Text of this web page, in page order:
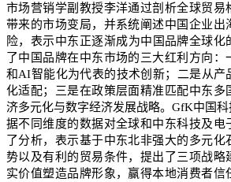
市场营销学副教授李洋通过剖析全球贸易
带来的市场变局，并系统阐述中国企业出
险，表示中东正逐渐成为中国品牌全球化
了中国品牌在中东市场的三大红利方向：
和AI智能化为代表的技术创新；二是从产
化适配；三是在政策层面精准匹配中东多
济多元化与数字经济发展战略。GfK中国
据不同维度的数据对全球和中东科技及电
了分析，表示基于中东北非强大的多元化
势以及有利的贸易条件，提出了三项战略
实价值塑造品牌形象，赢得本地消费者信